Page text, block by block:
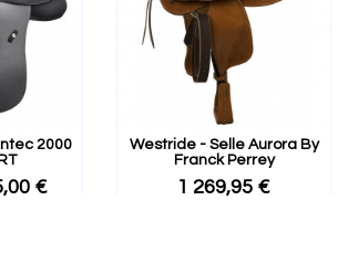
2000
€
Westride - Selle Aurora By
Franck Perrey
1 269,95 €